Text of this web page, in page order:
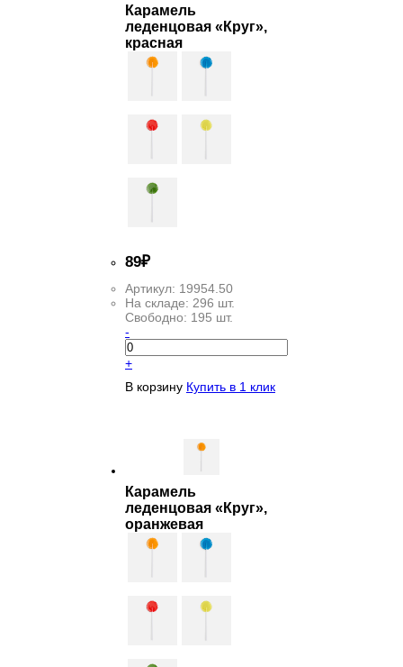
Карамель
леденцовая «Круг»,
красная
89₽
Артикул: 19954.50
На складе: 296 шт.
Свободно: 195 шт.
-
+
В корзину Купить в 1 клик
Карамель
леденцовая «Круг»,
оранжевая